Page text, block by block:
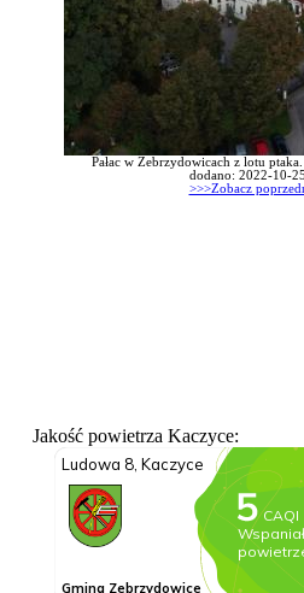
Pałac w Zebrzydowicach z lotu
dodano: 2022-10-
>>>Zobacz
Jakość powietrza Kaczyce: